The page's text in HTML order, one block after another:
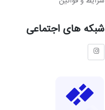
شبکه های اجتماعی